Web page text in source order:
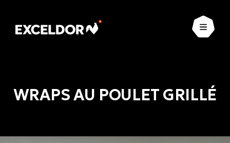
WRAPS AU POULET GRILLÉ